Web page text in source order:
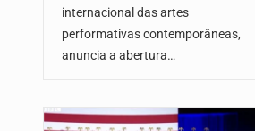
internacional das artes
performativas contemporâneas,
anuncia a abertura…